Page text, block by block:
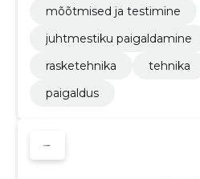
mõõtmised ja testimine
juhtmestiku paigaldamine
rasketehnika
tehnika
paigaldus